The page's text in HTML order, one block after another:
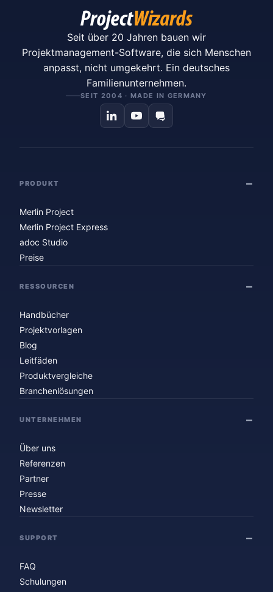
Seit über 20 Jahren bauen wir
Projektmanagement-Software, die sich Menschen
anpasst, nicht umgekehrt. Ein deutsches
Familienunternehmen.
SEIT 2004 · MADE IN GERMANY
PRODUKT
Merlin Project
Merlin Project Express
adoc Studio
Preise
RESSOURCEN
Handbücher
Projektvorlagen
Blog
Leitfäden
Produktvergleiche
Branchenlösungen
UNTERNEHMEN
Über uns
Referenzen
Partner
Presse
Newsletter
SUPPORT
FAQ
Schulungen